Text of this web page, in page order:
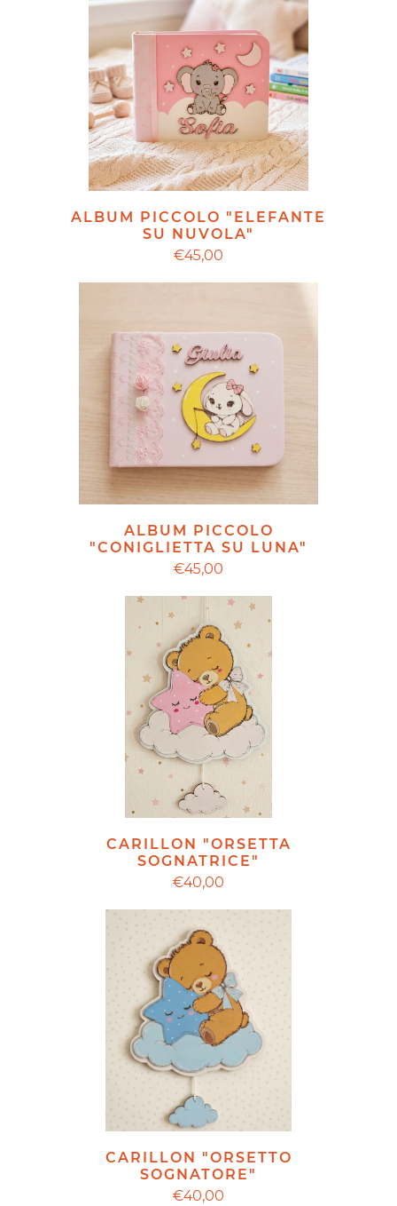
ALBUM PICCOLO "ELEFANTE
SU NUVOLA"
€45,00
ALBUM PICCOLO
"CONIGLIETTA SU LUNA"
€45,00
CARILLON "ORSETTA
SOGNATRICE"
€40,00
CARILLON "ORSETTO
SOGNATORE"
€40,00